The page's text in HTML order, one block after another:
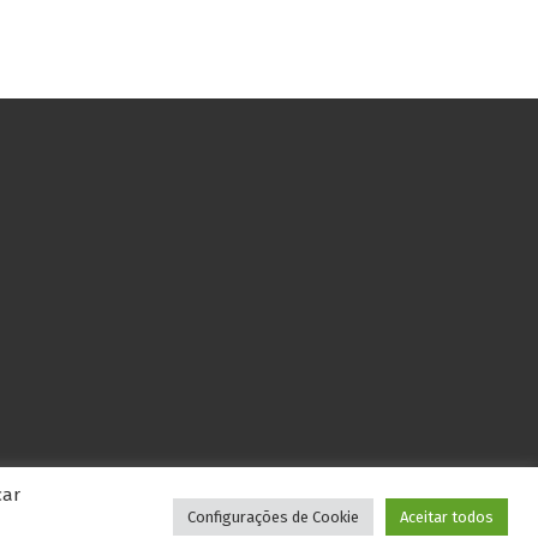
Configurações de Cookie Aceitar todos
Contrate por WhatsApp